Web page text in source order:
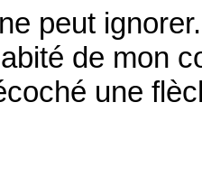
peut
de mon
une